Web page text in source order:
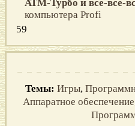
АТМ-Турбо и все-все-
компьютера Profi
59
Темы: Игры,
Аппаратное обеспечение